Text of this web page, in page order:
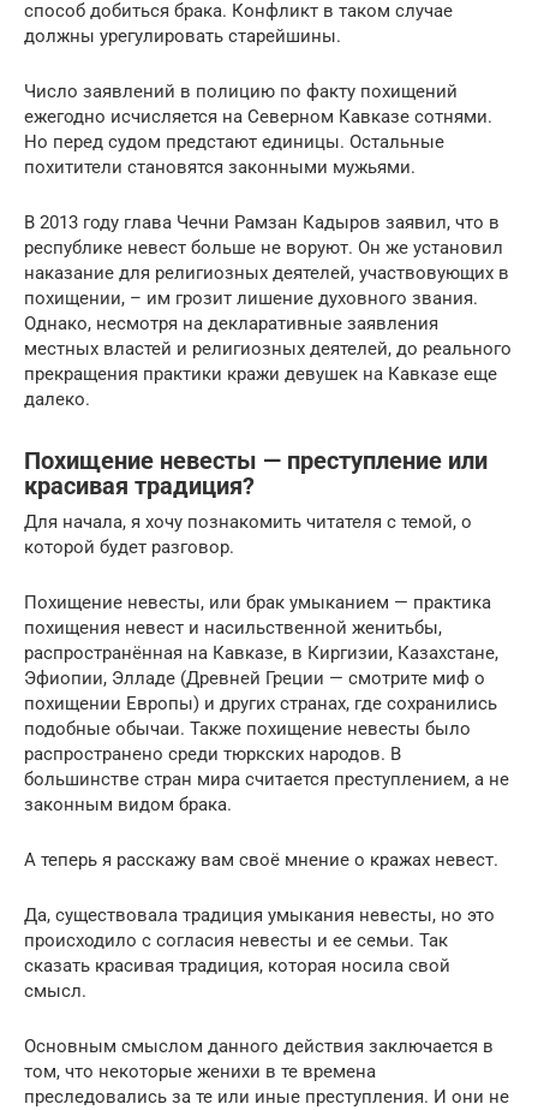
способ добиться брака. Конфликт в таком случае
должны урегулировать старейшины.
Число заявлений в полицию по факту похищений
ежегодно исчисляется на Северном Кавказе сотнями.
Но перед судом предстают единицы. Остальные
похитители становятся законными мужьями.
В 2013 году глава Чечни Рамзан Кадыров заявил, что в
республике невест больше не воруют. Он же установил
наказание для религиозных деятелей, участвовующих в
похищении, – им грозит лишение духовного звания.
Однако, несмотря на декларативные заявления
местных властей и религиозных деятелей, до реального
прекращения практики кражи девушек на Кавказе еще
далеко.
Похищение невесты — преступление или
красивая традиция?
Для начала, я хочу познакомить читателя с темой, о
которой будет разговор.
Похищение невесты, или брак умыканием — практика
похищения невест и насильственной женитьбы,
распространённая на Кавказе, в Киргизии, Казахстане,
Эфиопии, Элладе (Древней Греции — смотрите миф о
похищении Европы) и других странах, где сохранились
подобные обычаи. Также похищение невесты было
распространено среди тюркских народов. В
большинстве стран мира считается преступлением, а не
законным видом брака.
А теперь я расскажу вам своё мнение о кражах невест.
Да, существовала традиция умыкания невесты, но это
происходило с согласия невесты и ее семьи. Так
сказать красивая традиция, которая носила свой
смысл.
Основным смыслом данного действия заключается в
том, что некоторые женихи в те времена
преследовались за те или иные преступления. И они не